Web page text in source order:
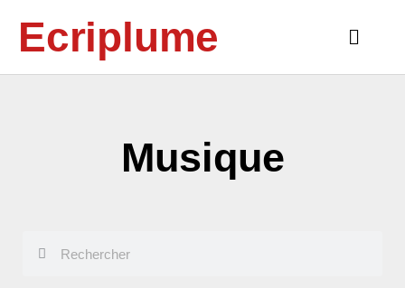
contenuEcriplume
Main
Musique